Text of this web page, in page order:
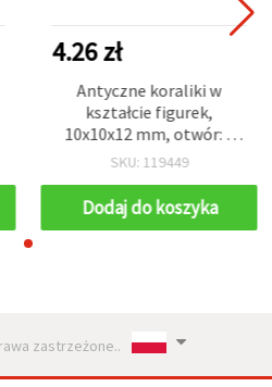
4.26 zł
Antyczne koraliki w
kształcie figurek,
10x10x12 mm, otwór: 2
mm, brązowe, 50 g (~62
SKU: 119449
Dodaj do koszyka
zastrzeżone..